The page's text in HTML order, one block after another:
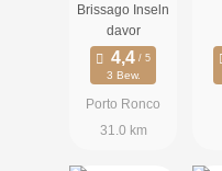
Brissago Inseln
davor
3 Bew.
Porto Ronco
31.0 km